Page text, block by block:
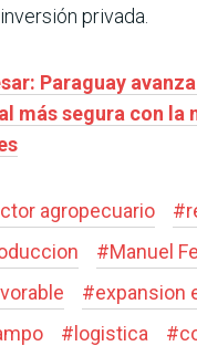
privada.
Paraguay
más segura con la
agropecuario #
#Manuel
#expansion
#logistica #